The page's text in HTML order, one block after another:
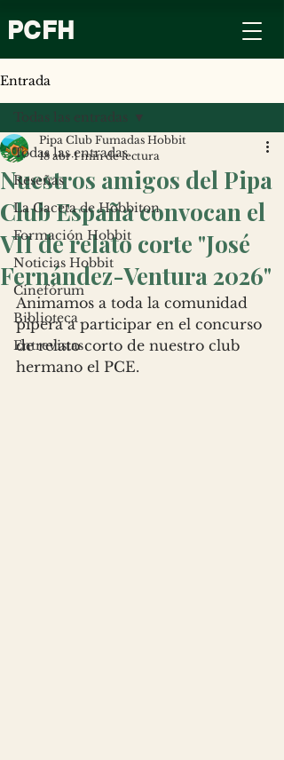
PCFH
Entrada
Todas las entradas
Reseñas
La Gaceta de Hobbiton
Formación Hobbit
Noticias Hobbit
Cinefórum
Biblioteca
Entrevistas
Todas las entradas
Nuestros amigos del Pipa
Club España convocan el
VII de relato corte "José
Fernández-Ventura 2026"
Pipa Club Fumadas Hobbit
18 abr 1 min de lectura
Animamos a toda la comunidad
pipera a participar en el concurso
de relato corto de nuestro club
hermano el PCE.